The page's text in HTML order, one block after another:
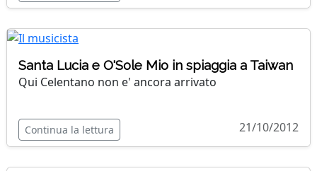
Santa Lucia e O'Sole Mio in spiaggia a Taiwan
Qui Celentano non e' ancora arrivato
Continua la lettura 21/10/2012